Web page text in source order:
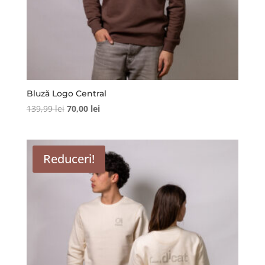
Bluză Logo Central
139,99lei Prețul
fost:
139,99 lei.
70,00 leiPrețul
70,00 lei.
Reduceri!